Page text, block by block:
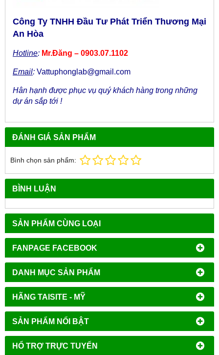
FANPAGE FACEBOOK
DANH MỤC SẢN PHẨM
HÃNG TAISITE - MỸ
SẢN PHẨM NỔI BẬT
HỔ TRỢ TRỰC TUYẾN
Công Ty TNHH Đầu Tư Phát Triển Thương Mại
An Hòa
Hotline: Mr.Đăng – 0903.07.1102
Email: Vattuphonglab@gmail.com
Hân hạnh được phục vụ quý khách hàng trong những
dự án sắp tới !
ĐÁNH GIÁ SẢN PHẨM
Bình chọn sản phẩm:
BÌNH LUẬN
SẢN PHẨM CÙNG LOẠI